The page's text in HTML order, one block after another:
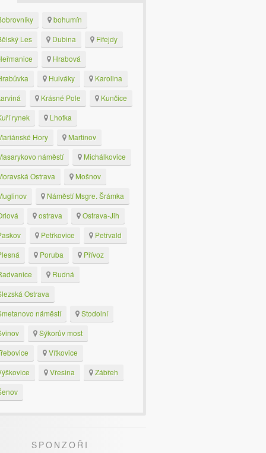
bohumín
Les
Dubina
Fifejdy
Hrabová
Hulváky
Karolina
Krásné Pole
Kunčice
rynek
Lhotka
Hory
Martinov
náměstí
Michálkovice
Ostrava
Mošnov
Náměstí Msgre. Šrámka
ostrava
Ostrava-Jih
Petřkovice
Petřvald
Poruba
Přívoz
Rudná
Ostrava
náměstí
Stodolní
Sýkorův most
Vítkovice
Vřesina
Zábřeh
SPONZOŘI